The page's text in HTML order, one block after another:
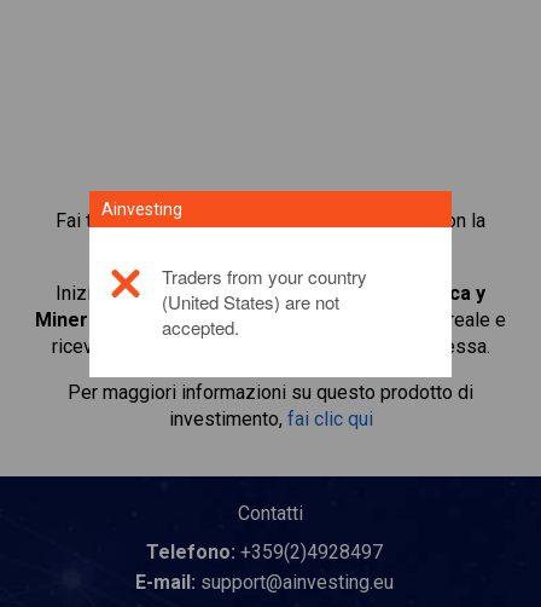
Fai trading in oltre 1.000 azioni internazionali con la
Inizia a fare trading in CFD su
Sociedad Quimica y
Minera de Chile SA. Ottieni quotazioni in tempo reale e
ricevi dividendi, come se detenessi l’azione stessa.
Per maggiori informazioni su questo prodotto di
investimento, fai clic qui
Contatti
Telefono: +359(2)4928497
E-mail: support@ainvesting.eu
Ainvesting
Traders from your country
(United States) are not
accepted.